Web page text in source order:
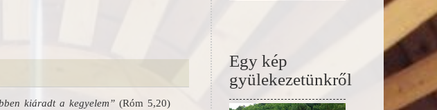
Egy kép
gyülekezetünkről
kiáradt a kegyelem”(Róm 5,20)